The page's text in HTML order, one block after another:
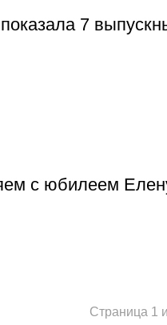
7
с юбилеем
Страница 1